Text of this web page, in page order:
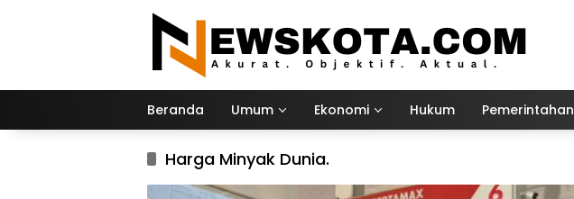
Beranda Umum Ekonomi Hukum Pemerintahan
Harga Minyak Dunia.